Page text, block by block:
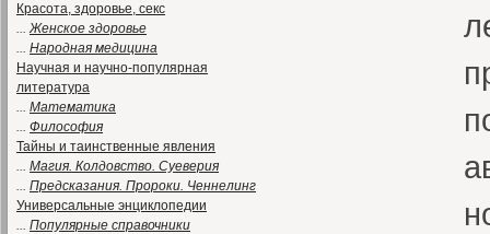
Красота, здоровье, секс
...Женское здоровье
... Народная медицина
Научная и научно-популярная
литература
... Математика
... Философия
Тайны и таинственные явления
... Магия. Колдовство. Суеверия
... Предсказания. Пророки. Ченнелинг
Универсальные энциклопедии
... Популярные справочники